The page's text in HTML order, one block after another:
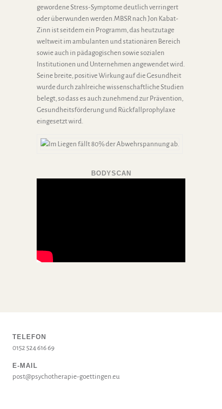
gewordene Stress-Symptome deutlich verringert
oder überwunden werden.MBSR nach Jon Kabat-
Zinn ist seitdem ein Programm, das heutzutage
weltweit im ambulanten und stationären Bereich
sowie auch in pädagogischen sowie sozialen
Institutionen und Unternehmen angewendet wird.
Seine breite, positive Wirkung auf die Gesundheit
wurde durch zahlreiche wissenschaftliche Studien
belegt, so dass es auch zunehmend zur Prävention,
Gesundheitsförderung und Rückfallprophylaxe
eingesetzt wird.
BODYSCAN
TELEFON
0152 524 616 69
E-MAIL
post@psychotherapie-goettingen.eu